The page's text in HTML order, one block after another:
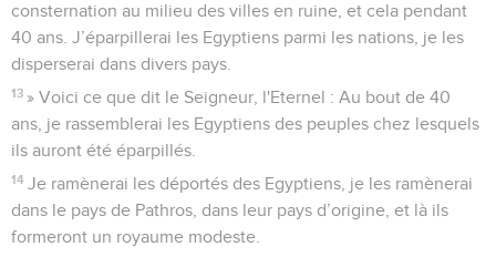
consternation au milieu des villes en ruine, et cela pendant
40 ans. J’éparpillerai les Egyptiens parmi les nations, je les
disperserai dans divers pays.
13 » Voici ce que dit le Seigneur, l'Eternel : Au bout de 40
ans, je rassemblerai les Egyptiens des peuples chez lesquels
ils auront été éparpillés.
14 Je ramènerai les déportés des Egyptiens, je les ramènerai
dans le pays de Pathros, dans leur pays d’origine, et là ils
formeront un royaume modeste.